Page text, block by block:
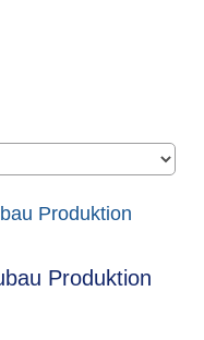
Produktion